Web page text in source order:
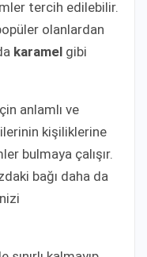
tercih edilebilir.
olanlardan
karamel gibi
anlamlı ve
kişiliklerine
bulmaya çalışır.
bağı daha da